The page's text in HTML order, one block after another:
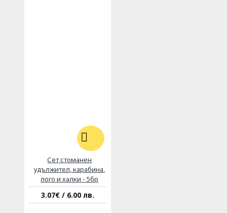
Сет стоманен
удължител, карабина,
лого и халки - 5бр
3.07€ / 6.00 лв.